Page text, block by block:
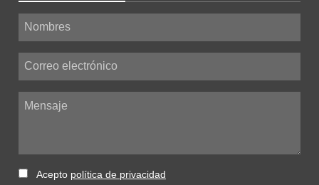
Nombres
Correo electrónico
Mensaje
Acepto política de privacidad